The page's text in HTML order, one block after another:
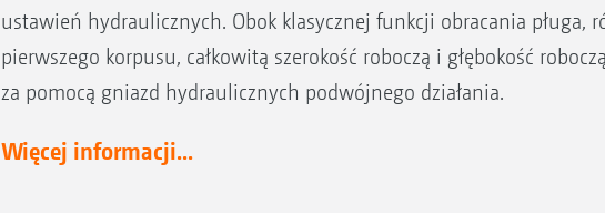
ustawień hydraulicznych. Obok klasycznej funkcji obracania pługa,
pierwszego korpusu, całkowitą szerokość roboczą i głębokość
za pomocą gniazd hydraulicznych podwójnego działania.
Więcej informacji...